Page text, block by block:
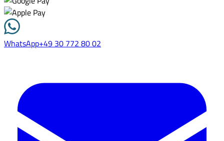
WhatsApp+49 30 772 80 02